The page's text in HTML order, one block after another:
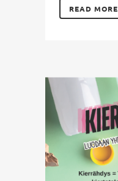
READ MORE